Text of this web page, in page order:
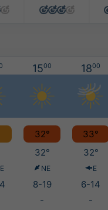
1500 1800
32° 33°
32° 32°
NE E
8-19 6-14
- -